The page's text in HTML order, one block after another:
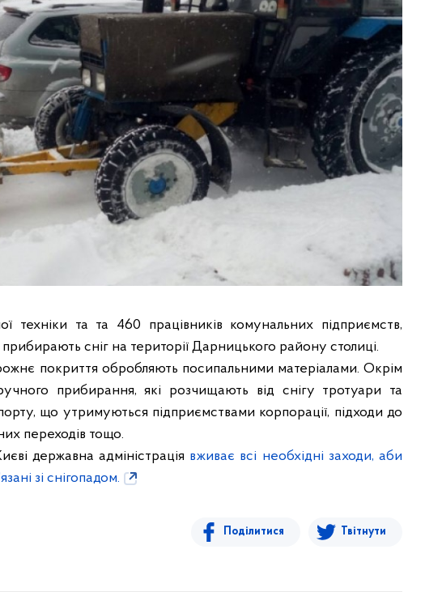
техніки та та 460 працівників комунальних підприємств,
сніг на території Дарницького району столиці.
покриття обробляють посипальними матеріалами. Окрім
прибирання, які розчищають від снігу тротуари та
що утримуються підприємствами корпорації, підходи до
переходів тощо.
державна адміністрація вживає всі необхідні заходи, аби
зі снігопадом.
Поділитися Твітнути